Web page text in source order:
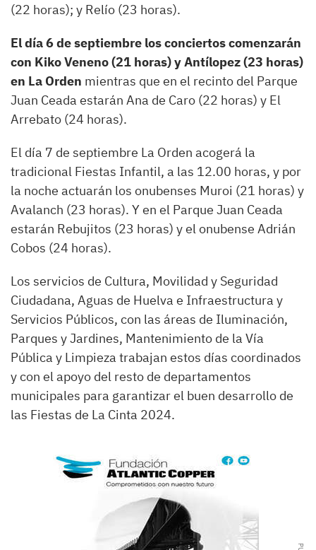
(22 horas); y Relío (23 horas).
El día 6 de septiembre los conciertos comenzarán
con Kiko Veneno (21 horas) y Antílopez (23 horas)
en La Orden mientras que en el recinto del Parque
Juan Ceada estarán Ana de Caro (22 horas) y El
Arrebato (24 horas).
El día 7 de septiembre La Orden acogerá la
tradicional Fiestas Infantil, a las 12.00 horas, y por
la noche actuarán los onubenses Muroi (21 horas) y
Avalanch (23 horas). Y en el Parque Juan Ceada
estarán Rebujitos (23 horas) y el onubense Adrián
Cobos (24 horas).
Los servicios de Cultura, Movilidad y Seguridad
Ciudadana, Aguas de Huelva e Infraestructura y
Servicios Públicos, con las áreas de Iluminación,
Parques y Jardines, Mantenimiento de la Vía
Pública y Limpieza trabajan estos días coordinados
y con el apoyo del resto de departamentos
municipales para garantizar el buen desarrollo de
las Fiestas de La Cinta 2024.